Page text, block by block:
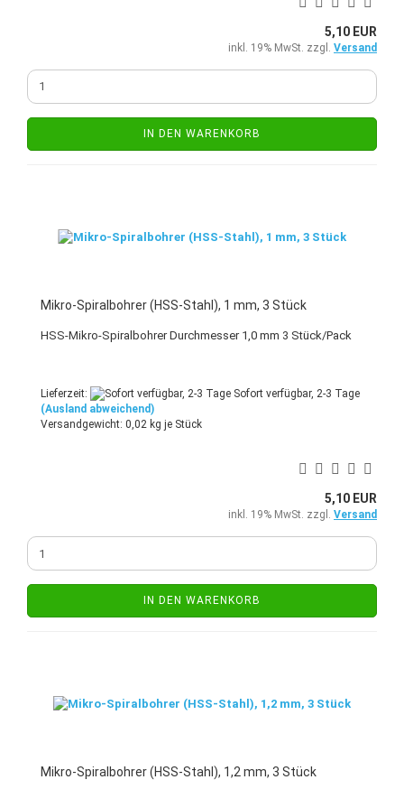
5,10 EUR
inkl. 19% MwSt. zzgl. Versand
IN DEN WARENKORB
Mikro-Spiralbohrer (HSS-Stahl), 1 mm, 3 Stück
HSS-Mikro-Spiralbohrer Durchmesser 1,0 mm 3 Stück/Pack
Lieferzeit:
Sofort verfügbar, 2-3 Tage
(Ausland abweichend)
Versandgewicht: 0,02 kg je Stück
5,10 EUR
inkl. 19% MwSt. zzgl. Versand
IN DEN WARENKORB
Mikro-Spiralbohrer (HSS-Stahl), 1,2 mm, 3 Stück